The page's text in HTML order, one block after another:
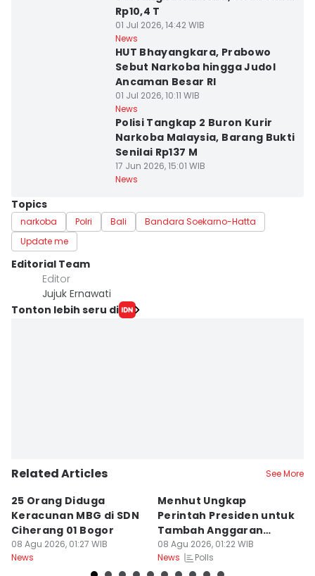
Rp10,4 T
01 Jul 2026, 14:42 WIB
News
HUT Bhayangkara, Prabowo
Sebut Narkoba hingga Judol
Ancaman Besar RI
01 Jul 2026, 10:11 WIB
News
Polisi Tangkap 2 Buron Kurir
Narkoba Malaysia, Barang Bukti
Senilai Rp137 M
17 Jun 2026, 15:01 WIB
News
Topics
narkoba Polri Bali
Bandara Soekarno-Hatta
Update me
Editorial Team
Editor
Jujuk Ernawati
Tonton lebih seru di
Related Articles See More
25 Orang Diduga
Keracunan MBG di SDN
Ciherang 01 Bogor
08 Agu 2026, 01:27 WIB
News
Menhut Ungkap
Perintah Presiden untuk
Tambah Anggaran
Pencegahan Karhutla
08 Agu 2026, 01:22 WIB
News
Polls